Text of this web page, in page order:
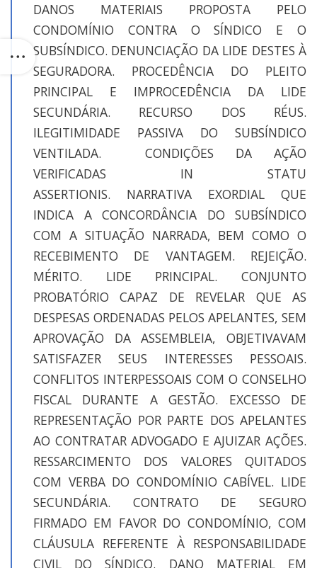
DANOS MATERIAIS PROPOSTA PELO
CONDOMÍNIO CONTRA O SÍNDICO E O
SUBSÍNDICO. DENUNCIAÇÃO DA LIDE DESTES À
SEGURADORA. PROCEDÊNCIA DO PLEITO
PRINCIPAL E IMPROCEDÊNCIA DA LIDE
SECUNDÁRIA. RECURSO DOS RÉUS.
ILEGITIMIDADE PASSIVA DO SUBSÍNDICO
VENTILADA. CONDIÇÕES DA AÇÃO
VERIFICADAS IN STATU
ASSERTIONIS. NARRATIVA EXORDIAL QUE
INDICA A CONCORDÂNCIA DO SUBSÍNDICO
COM A SITUAÇÃO NARRADA, BEM COMO O
RECEBIMENTO DE VANTAGEM. REJEIÇÃO.
MÉRITO. LIDE PRINCIPAL. CONJUNTO
PROBATÓRIO CAPAZ DE REVELAR QUE AS
DESPESAS ORDENADAS PELOS APELANTES, SEM
APROVAÇÃO DA ASSEMBLEIA, OBJETIVAVAM
SATISFAZER SEUS INTERESSES PESSOAIS.
CONFLITOS INTERPESSOAIS COM O CONSELHO
FISCAL DURANTE A GESTÃO. EXCESSO DE
REPRESENTAÇÃO POR PARTE DOS APELANTES
AO CONTRATAR ADVOGADO E AJUIZAR AÇÕES.
RESSARCIMENTO DOS VALORES QUITADOS
COM VERBA DO CONDOMÍNIO CABÍVEL. LIDE
SECUNDÁRIA. CONTRATO DE SEGURO
FIRMADO EM FAVOR DO CONDOMÍNIO, COM
CLÁUSULA REFERENTE À RESPONSABILIDADE
CIVIL DO SÍNDICO. DANO MATERIAL EM